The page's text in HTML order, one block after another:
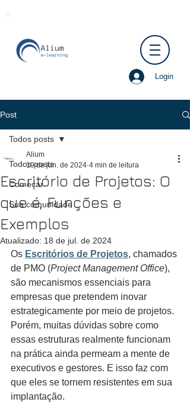
Login
Post
Todos posts
Começar
Sua comunidade
Todos posts
Escritório de Projetos: O
que é, Funções e
Exemplos
Alium
19 de jun. de 2024 4 min de leitura
Atualizado: 18 de jul. de 2024
Os Escritórios de Projetos, chamados
de PMO (Project Management Office),
são mecanismos essenciais para
empresas que pretendem inovar
estrategicamente por meio de projetos.
Porém, muitas dúvidas sobre como
essas estruturas realmente funcionam
na prática ainda permeam a mente de
executivos e gestores. E isso faz com
que eles se tornem resistentes em sua
implantação.